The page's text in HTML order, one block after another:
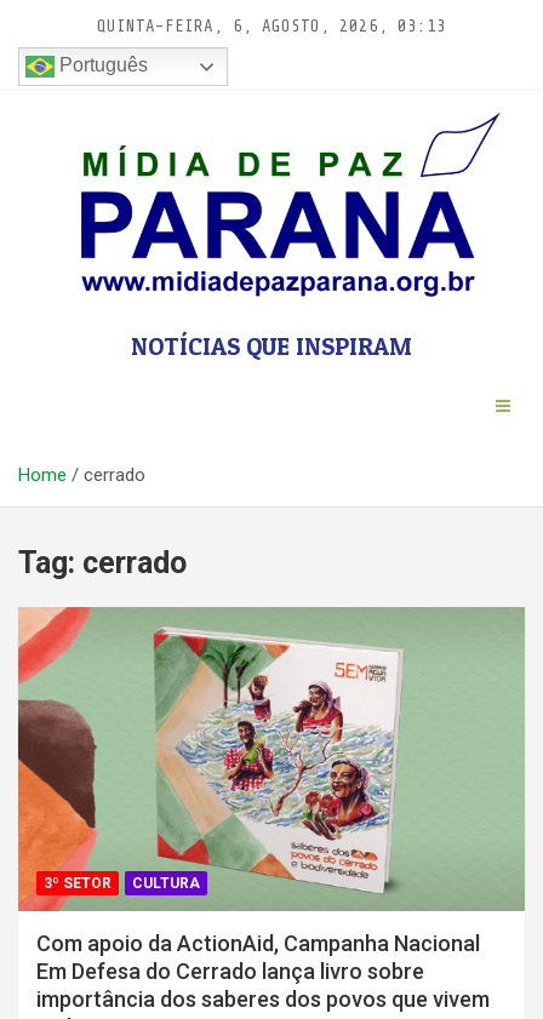
conteúdo
QUINTA-FEIRA, 6, AGOSTO, 2026, 03:13
Português
NOTÍCIAS QUE INSPIRAM
Home cerrado
Tag: cerrado
3º SETOR CULTURA
Com apoio da ActionAid, Campanha Nacional
Em Defesa do Cerrado lança livro sobre
importância dos saberes dos povos que vivem